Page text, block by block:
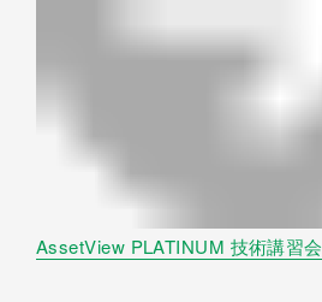
AssetView PLATINUM 技術講習会